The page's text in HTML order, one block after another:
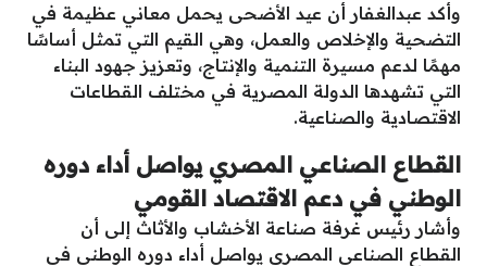
وأكد عبدالغفار أن عيد الأضحى يحمل معاني عظيمة في
التضحية والإخلاص والعمل، وهي القيم التي تمثل أساسًا
مهمًا لدعم مسيرة التنمية والإنتاج، وتعزيز جهود البناء
التي تشهدها الدولة المصرية في مختلف القطاعات
الاقتصادية والصناعية.
القطاع الصناعي المصري يواصل أداء دوره
الوطني في دعم الاقتصاد القومي
وأشار رئيس غرفة صناعة الأخشاب والأثاث إلى أن
القطاع الصناعي المصري يواصل أداء دوره الوطني في